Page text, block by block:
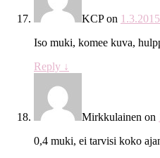
KCPon
Iso muki, komee kuva,
Reply ↓
Mirkkulainen on
0,4 muki, ei tarvisi koko